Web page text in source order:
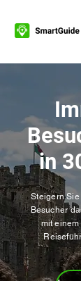
in
Steigern
Besucher
mit